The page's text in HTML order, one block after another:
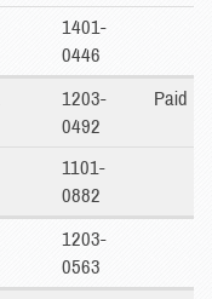
1401-
0446
1203-
0492
Paid
1101-
0882
1203-
0563